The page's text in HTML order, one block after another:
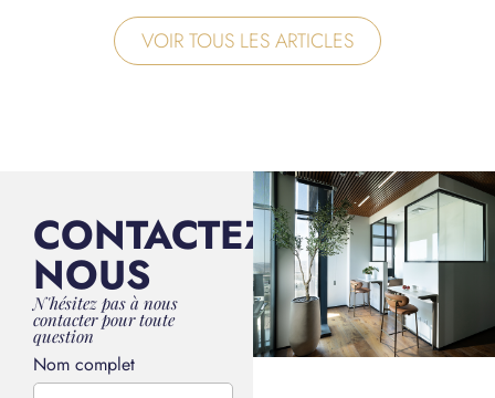
VOIR TOUS LES ARTICLES
CONTACTEZ-
NOUS
N'hésitez pas à nous
contacter pour toute
question
Nom complet